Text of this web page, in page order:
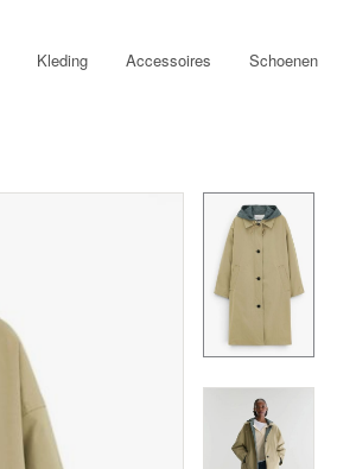
Kleding Accessoires Schoenen